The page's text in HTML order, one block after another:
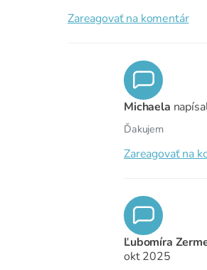
Zareagovať na komentár
Michaela
Ďakujem
Zareagovať na
Ľubomíra
okt 2025